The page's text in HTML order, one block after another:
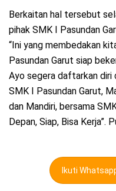
Berkaitan hal tersebut
pihak SMK I Pasundan
“Ini yang membedakan
Pasundan Garut siap
Ayo segera daftarkan diri
SMK I Pasundan Garut,
dan Mandiri, bersama
Depan, Siap, Bisa Kerja”.
Ikuti